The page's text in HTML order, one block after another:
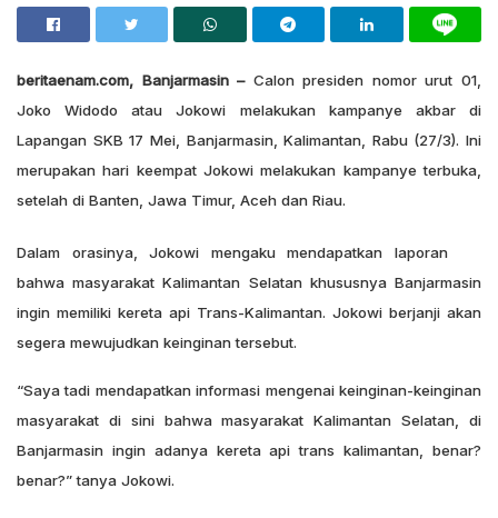
beritaenam.com, Banjarmasin –Calon presiden nomor urut 01,
Joko Widodo atau Jokowi melakukan kampanye akbar di
Lapangan SKB 17 Mei, Banjarmasin, Kalimantan, Rabu (27/3). Ini
merupakan hari keempat Jokowi melakukan kampanye terbuka,
setelah di Banten, Jawa Timur, Aceh dan Riau.
Dalam orasinya, Jokowi mengaku mendapatkan laporan
bahwa masyarakat Kalimantan Selatan khususnya Banjarmasin
ingin memiliki kereta api Trans-Kalimantan. Jokowi berjanji akan
segera mewujudkan keinginan tersebut.
“Saya tadi mendapatkan informasi mengenai keinginan-keinginan
masyarakat di sini bahwa masyarakat Kalimantan Selatan, di
Banjarmasin ingin adanya kereta api trans kalimantan, benar?
benar?” tanya Jokowi.